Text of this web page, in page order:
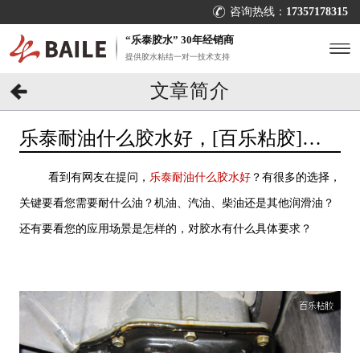
咨询热线： 17357178315
“乐泰胶水” 30年经销商
提供胶水粘结一对一技术支持
文章简介
乐泰耐油什么胶水好，[百乐粘胶]给
看到有网友在提问， 乐泰耐油什么胶水好？有很多的选择，
关键要看您需要耐什么油？机油、汽油、柴油还是其他润滑油？
还有要看您的应用场景是怎样的，对胶水有什么具体要求？